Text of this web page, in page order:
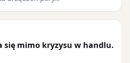
się mimo kryzysu w handlu.